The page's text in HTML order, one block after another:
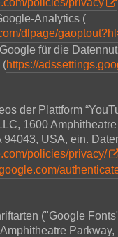
Analytics (
dlpage/
für die
(https://
der Plattform
1600
94043, USA, ein.
policies/privacy/
("Google
Parkway,